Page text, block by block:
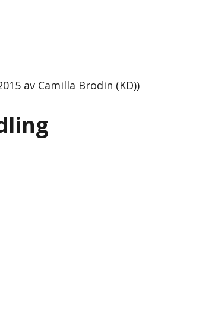
av Camilla Brodin (KD))